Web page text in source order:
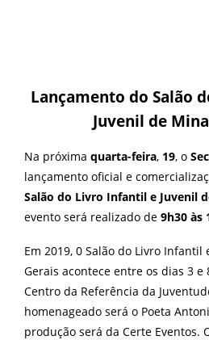
Lançamento do Salão
Juvenil de
Na próxima quarta-feira, 19, o
lançamento oficial e
Salão do Livro Infantil e Juvenil
evento será realizado de 9h30 às
Em 2019, 0 Salão do Livro Infantil
Gerais acontece entre os dias 3
Centro da Referência da
homenageado será o Poeta
produção será da Certe Eventos.